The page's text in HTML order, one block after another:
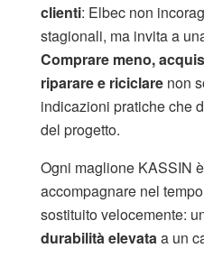
clienti: Elbec non
stagionali, ma invita a
Comprare meno,
riparare e riciclare non
indicazioni pratiche che
del progetto.
Ogni maglione KASSIN
accompagnare nel
sostituito velocemente:
durabilità elevataa un